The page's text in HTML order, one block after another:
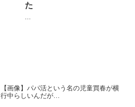
た
【画像】パパ活という名の児童買春が横
行中らしいんだが…